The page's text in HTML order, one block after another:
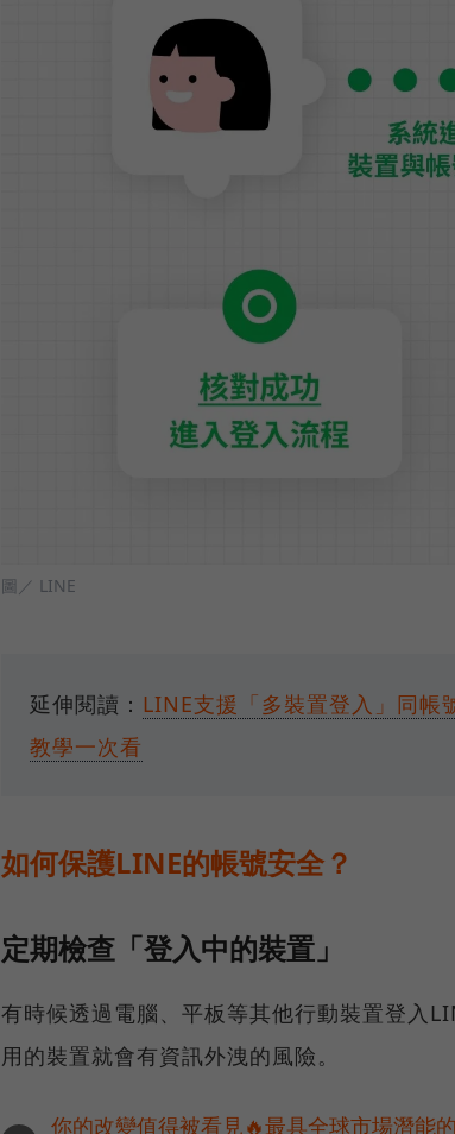
圖／ LINE
延伸閱讀： LINE支援「多裝置登入」同帳
教學一次看
如何保護LINE的帳號安全？
定期檢查「登入中的裝置」
有時候透過電腦、平板等其他行動裝置登入
用的裝置就會有資訊外洩的風險。
你的改變值得被看見🔥最具全球市場潛能